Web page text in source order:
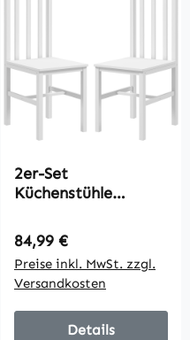
2er-Set
Küchenstühle
Stühle, Massivholz,
modernes Design,
38, 5 cm x 47,5 cm x
99 cm, Weiß
Regulärer Preis:
84,99 €
Preise inkl. MwSt. zzgl.
Versandkosten
Details